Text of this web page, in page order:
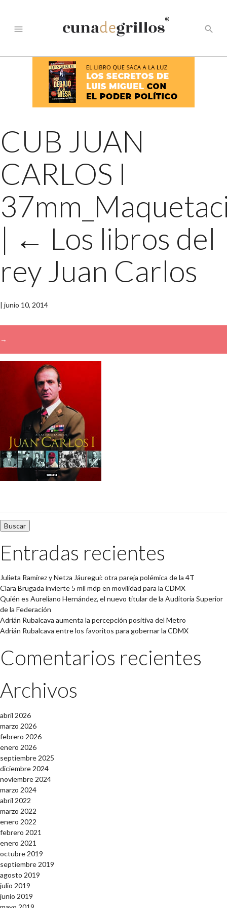
menu
®
search
CUB JUAN
CARLOS I
| ← Los libros del
rey Juan Carlos
| junio 10, 2014
→
Entradas recientes
Julieta Ramírez y Netza Jáuregui: otra pareja polémica de la 4T
Clara Brugada invierte 5 mil mdp en movilidad para la CDMX
Quién es Aureliano Hernández, el nuevo titular de la Auditoría Superior
de la Federación
Adrián Rubalcava aumenta la percepción positiva del Metro
Adrián Rubalcava entre los favoritos para gobernar la CDMX
Comentarios recientes
Archivos
abril 2026
marzo 2026
febrero 2026
enero 2026
septiembre 2025
diciembre 2024
noviembre 2024
marzo 2024
abril 2022
marzo 2022
enero 2022
febrero 2021
enero 2021
octubre 2019
septiembre 2019
agosto 2019
julio 2019
junio 2019